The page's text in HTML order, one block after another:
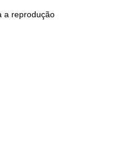
a reprodução